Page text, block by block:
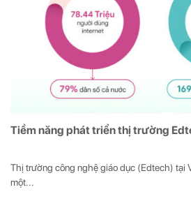
Tiềm năng phát triển thị trường
Thị trường công nghệ giáo dục (Edtech) tại
một...